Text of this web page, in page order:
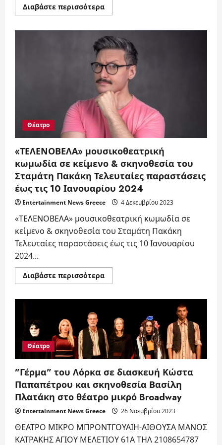
Διαβάστε περισσότεραRead
more
Καμίνι
–
Ομαδική
Έκθεση
Ζωγραφικής
Θέατρο
«ΤΕΛΕΝΟΒΕΛΑ» μουσικοθεατρική
κωμωδία σε κείμενο & σκηνοθεσία του
Σταμάτη Πακάκη Τελευταίες παραστάσεις
έως τις 10 Ιανουαρίου 2024
Entertainment News Greece 4 Δεκεμβρίου 2023
«ΤΕΛΕΝΟΒΕΛΑ» μουσικοθεατρική κωμωδία σε
κείμενο & σκηνοθεσία του Σταμάτη Πακάκη
Τελευταίες παραστάσεις έως τις 10 Ιανουαρίου
2024...
Διαβάστε περισσότεραRead
more
κείμενο
&
σκηνοθεσία
του
Σταμάτη
Πακάκη
παραστάσεις
τις
10
Ιανουαρίου
2024
Θέατρο
”Γέρμα” του Λόρκα σε διασκευή Κώστα
Παπαπέτρου και σκηνοθεσία Βασίλη
Πλατάκη στο θέατρο μικρό Broadway
Entertainment News Greece 26 Νοεμβρίου 2023
ΘΕΑΤΡΟ ΜΙΚΡΟ ΜΠΡΟΝΤΓΟΥΑΙΗ-ΑΙΘΟΥΣΑ ΜΑΝΟΣ
ΚΑΤΡΑΚΗΣ ΑΓΙΟΥ ΜΕΛΕΤΙΟΥ 61Α ΤΗΛ 2108654787